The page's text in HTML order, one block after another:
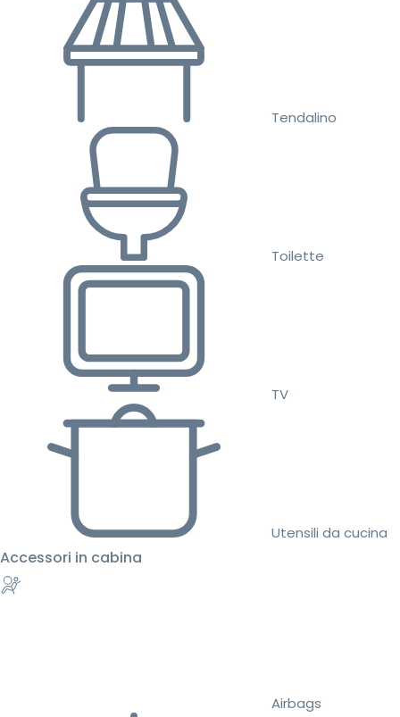
Tendalino
Toilette
TV
Utensili da cucina
Accessori in cabina
Airbags